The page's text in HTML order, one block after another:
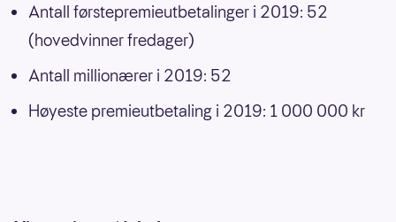
Antall førstepremieutbetalinger i 2019: 52
(hovedvinner fredager)
Antall millionærer i 2019: 52
Høyeste premieutbetaling i 2019: 1 000 000 kr